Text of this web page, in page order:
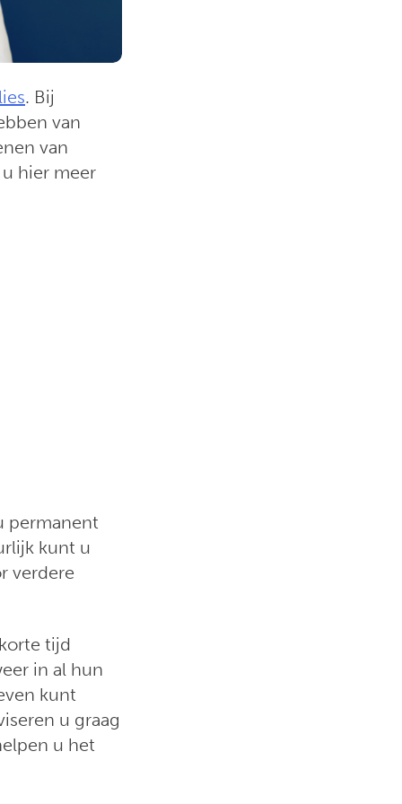
. Bij
van
van
u hier meer
permanent
kunt u
verdere
tijd
in al hun
kunt
u graag
u het